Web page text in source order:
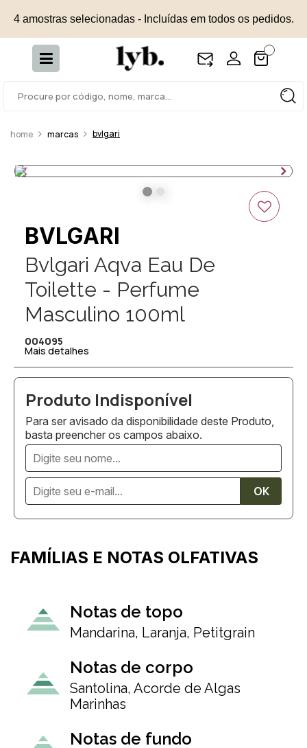
4 amostras selecionadas - Incluídas em todos os pedidos.
marcas bvlgari
BVLGARI
Bvlgari Aqva Eau De
Toilette - Perfume
Masculino 100ml
004095
Mais detalhes
Para ser avisado da disponibilidade deste Produto,
basta preencher os campos abaixo.
FAMÍLIAS E NOTAS OLFATIVAS
Notas de topo
Mandarina, Laranja, Petitgrain
Notas de corpo
Santolina, Acorde de Algas
Marinhas
Notas de fundo